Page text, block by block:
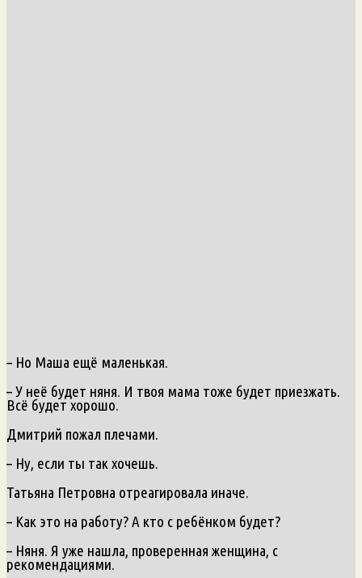
– Но Маша ещё маленькая.
– У неё будет няня. И твоя мама тоже будет приезжать.
Всё будет хорошо.
Дмитрий пожал плечами.
– Ну, если ты так хочешь.
Татьяна Петровна отреагировала иначе.
– Как это на работу? А кто с ребёнком будет?
– Няня. Я уже нашла, проверенная женщина, с
рекомендациями.